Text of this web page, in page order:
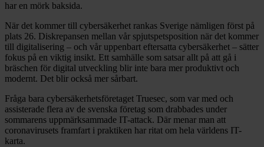
har en mörk baksida.
När det kommer till cybersäkerhet rankas Sverige nämligen först på
plats 26. Diskrepansen mellan vår spjutspetsposition när det kommer
till digitalisering – och vår uppenbart eftersatta cybersäkerhet – sätter
fokus på en viktig insikt. Ett samhälle som satsar allt på att gå i
bräschen för digital utveckling blir inte bara mer produktivt och
modernt. Det blir också mer sårbart.
Fråga bara cybersäkerhetsföretaget Truesec, som var med och
assisterade flera av de svenska företag som drabbades under
sommarens uppmärksammade IT-attack. Där menar man att
coronavirusets framfart i praktiken har ritat om hela världens IT-
karta.